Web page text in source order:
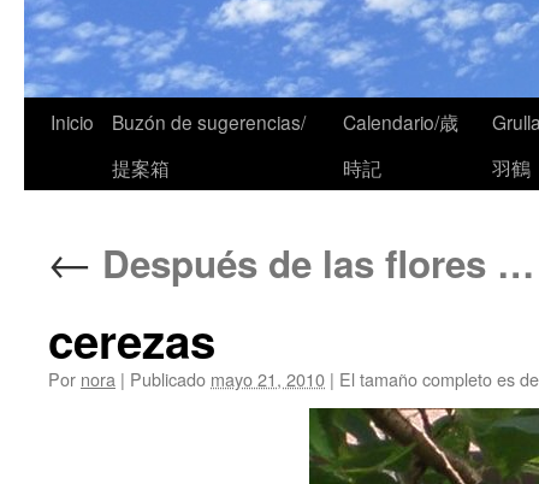
Inicio
Buzón de sugerencias/
提案箱
Calendario/歳
時記
羽鶴
← Después de las flores
cerezas
Por nora | Publicado mayo 21, 2010 | El tamaño completo es